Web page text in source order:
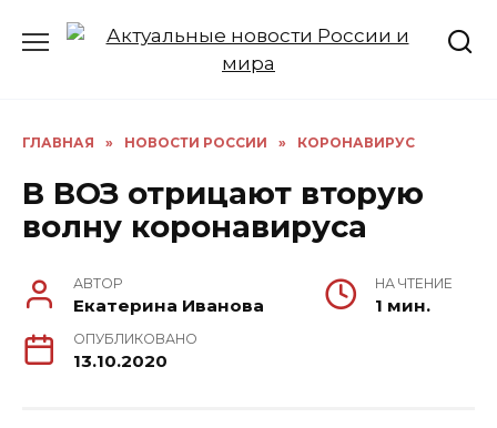
ГЛАВНАЯ » НОВОСТИ РОССИИ » КОРОНАВИРУС
В ВОЗ отрицают вторую
волну коронавируса
АВТОР
Екатерина Иванова
НА ЧТЕНИЕ
1 мин.
ОПУБЛИКОВАНО
13.10.2020